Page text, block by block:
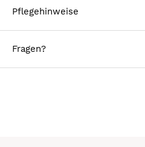
Pflegehinweise
Fragen?